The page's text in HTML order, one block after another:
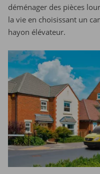
déménager des pièces
la vie en choisissant un
hayon élévateur.